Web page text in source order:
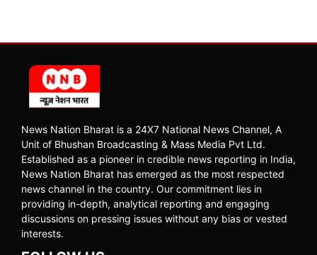
News Nation Bharat is a 24X7 National News Channel, A
Unit of Bhushan Broadcasting & Mass Media Pvt Ltd.
Established as a pioneer in credible news reporting in India,
News Nation Bharat has emerged as the most respected
news channel in the country. Our commitment lies in
providing in-depth, analytical reporting and engaging
discussions on pressing issues without any bias or vested
interests.